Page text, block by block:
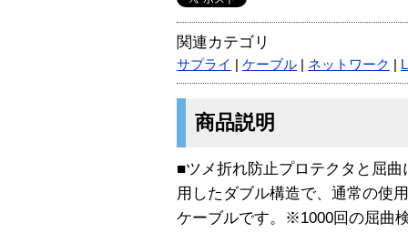
関連カテゴリ
サプライ ケーブル ネットワーク
商品説明
■ツメ折れ防止プロテクタと屈
用したダブル構造で、通常の使
ケーブルです。※1000回の屈曲